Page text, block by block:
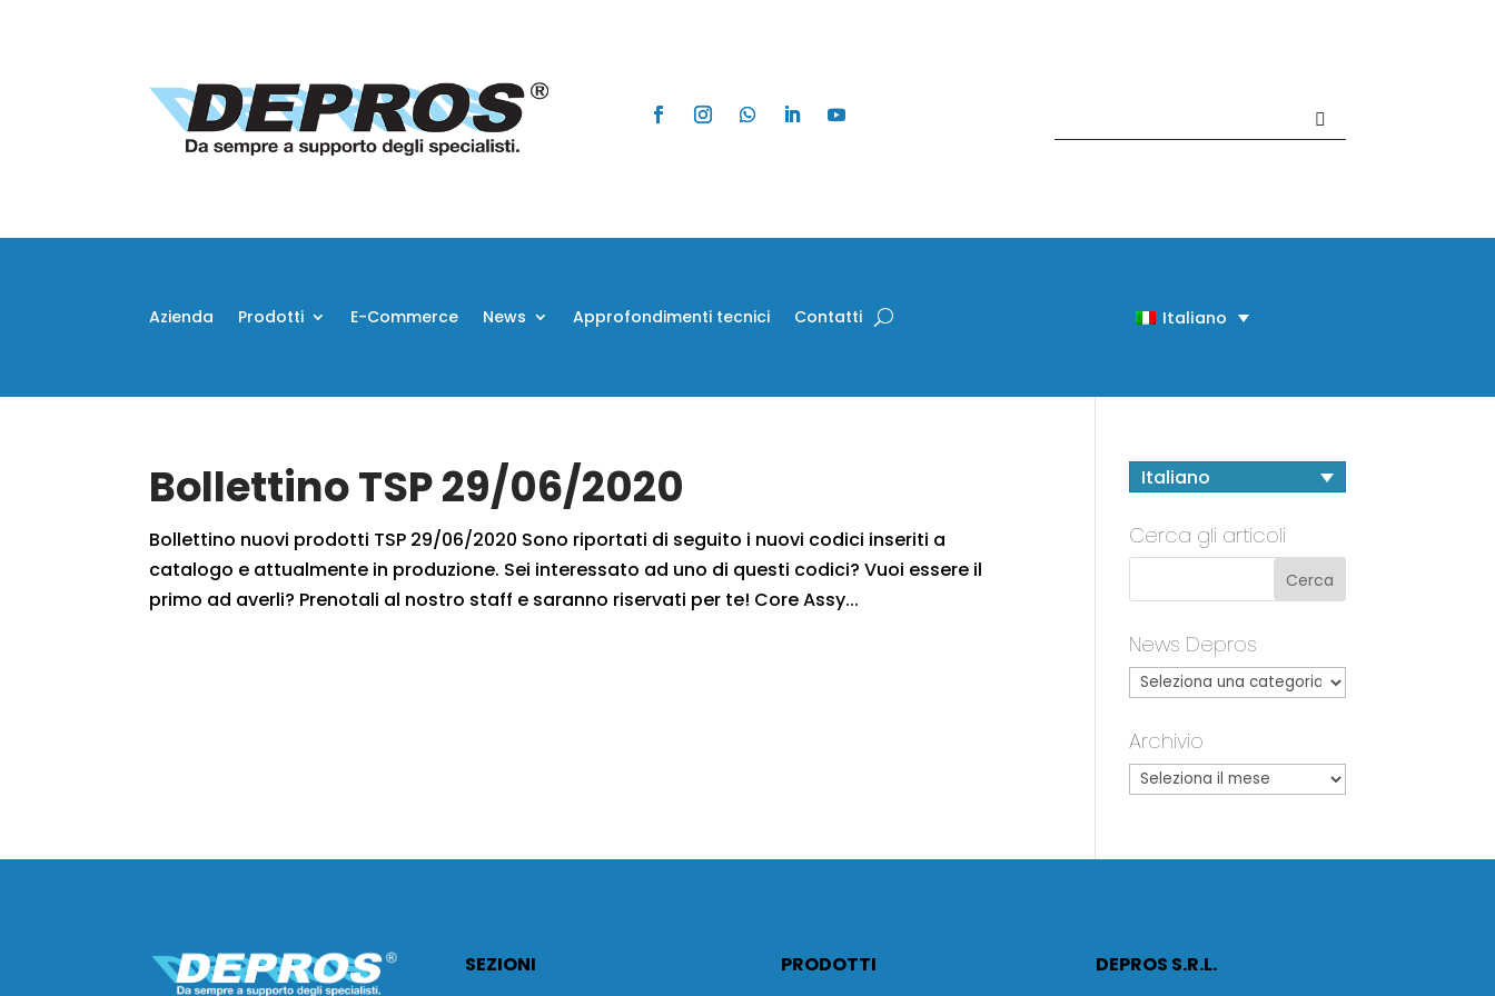
Azienda Prodotti E-Commerce News Approfondimenti tecnici Contatti Italiano
Bollettino TSP 29/06/2020
Bollettino nuovi prodotti TSP 29/06/2020 Sono riportati di seguito i nuovi codici inseriti a
catalogo e attualmente in produzione. Sei interessato ad uno di questi codici? Vuoi essere il
primo ad averli? Prenotali al nostro staff e saranno riservati per te! Core Assy...
Italiano
Cerca gli articoli
News Depros
Archivio
SEZIONI
PRODOTTI
DEPROS S.R.L.